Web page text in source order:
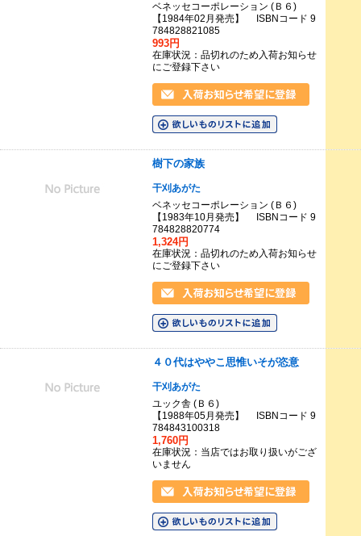
ベネッセコーポレーション (Ｂ６)
【1984年02月発売】 ISBNコード 9
784828821085
993円
在庫状況：品切れのため入荷お知らせ
にご登録下さい
樹下の家族
干刈あがた
ベネッセコーポレーション (Ｂ６)
【1983年10月発売】 ISBNコード 9
784828820774
1,324円
在庫状況：品切れのため入荷お知らせ
にご登録下さい
４０代はややこ思惟いそが恣意
干刈あがた
ユック舎 (Ｂ６)
【1988年05月発売】 ISBNコード 9
784843100318
1,760円
在庫状況：当店ではお取り扱いがござ
いません